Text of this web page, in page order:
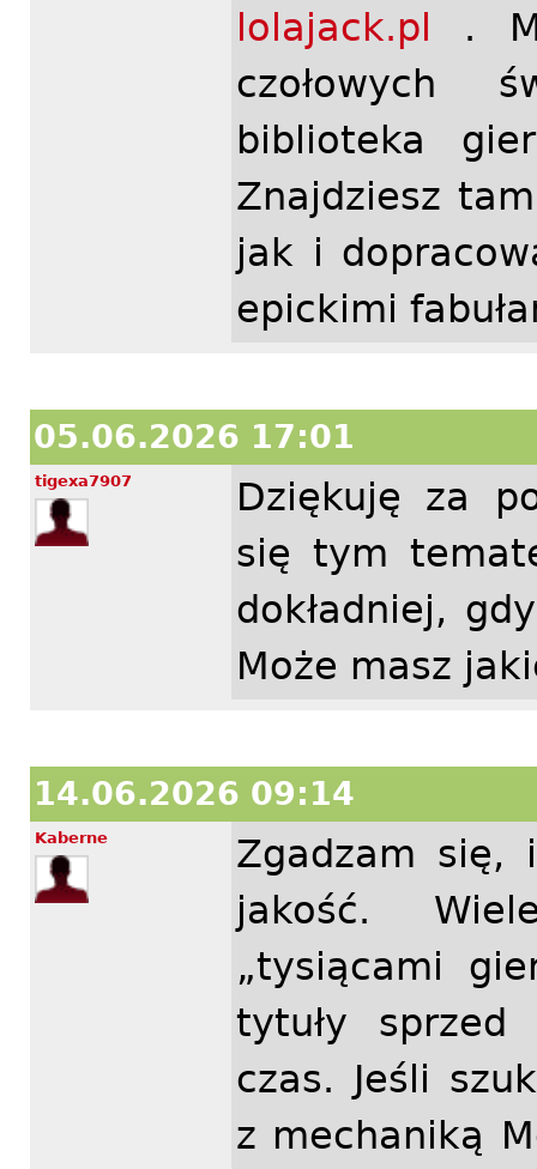
lolajack.pl
.
czołowych
biblioteka
Znajdziesz
jak i
epickimi
05.06.2026 17:01
tigexa7907
Dziękuję za
się tym
dokładniej,
Może masz
14.06.2026 09:14
Kaberne
Zgadzam się,
jakość.
„tysiącami
tytuły
czas. Jeśli
z mechaniką